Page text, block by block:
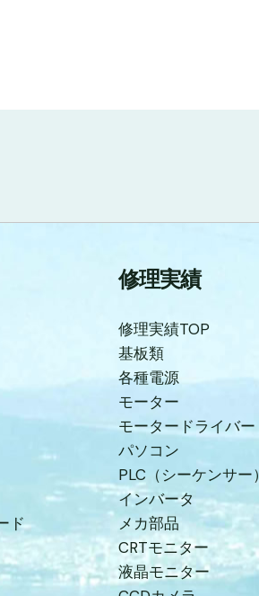
ド
修理実績
修理実績TOP
基板類
各種電源
モーター
モータードライバー
パソコン
PLC（シーケンサー）
インバータ
メカ部品
CRTモニター
液晶モニター